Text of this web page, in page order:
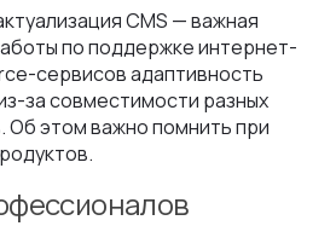
CMS — важная
по поддержке интернет-
сервисов адаптивность
за совместимости разных
Об этом важно помнить при